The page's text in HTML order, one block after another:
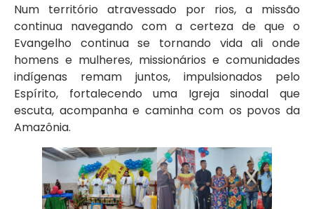
Num território atravessado por rios, a missão
continua navegando com a certeza de que o
Evangelho continua se tornando vida ali onde
homens e mulheres, missionários e comunidades
indígenas remam juntos, impulsionados pelo
Espírito, fortalecendo uma Igreja sinodal que
escuta, acompanha e caminha com os povos da
Amazônia.